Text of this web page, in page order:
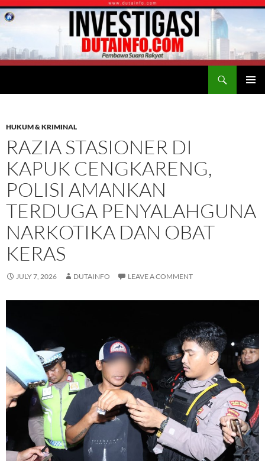
HUKUM & KRIMINAL
RAZIA STASIONER DI
KAPUK CENGKARENG,
POLISI AMANKAN
TERDUGA PENYALAHGUNA
NARKOTIKA DAN OBAT
KERAS
JULY 7, 2026 DUTAINFO LEAVE A COMMENT